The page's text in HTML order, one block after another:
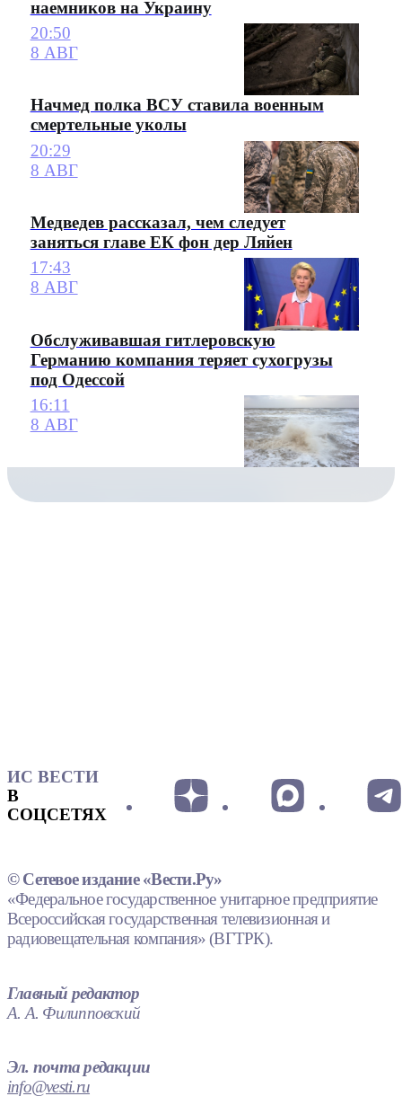
наемников на Украину
20:50
8 АВГ
Начмед полка ВСУ ставила военным
смертельные уколы
20:29
8 АВГ
Медведев рассказал, чем следует
заняться главе ЕК фон дер Ляйен
17:43
8 АВГ
Обслуживавшая гитлеровскую
Германию компания теряет сухогрузы
под Одессой
16:11
8 АВГ
ИС ВЕСТИ
В
СОЦСЕТЯХ
© Сетевое издание «Вести.Ру»
«Федеральное государственное унитарное предприятие
Всероссийская государственная телевизионная и
радиовещательная компания» (ВГТРК).
Главный редактор
А. А. Филипповский
Эл. почта редакции
info@vesti.ru